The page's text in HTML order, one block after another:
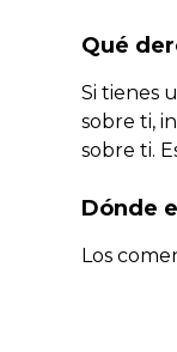
Qué
Si tienes
sobre ti,
sobre ti.
Dónde
Los